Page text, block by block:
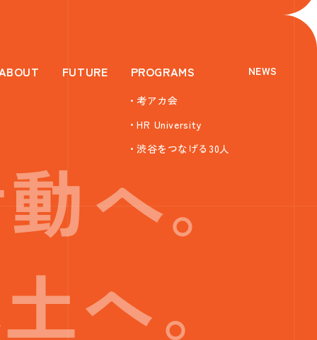
FUTURE PROGRAMS
・考アカ会
・HR University
・渋谷をつなげる30人
NEWS